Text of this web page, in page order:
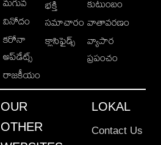
వినోదం
కరోనా
అప్‌డేట్స్
రాజకీయం
భక్తి
సమాచారం
క్లాసిఫైడ్స్
వాతావరణం
వ్యాపార
ప్రపంచం
OUR
OTHER
LOKAL
Contact Us